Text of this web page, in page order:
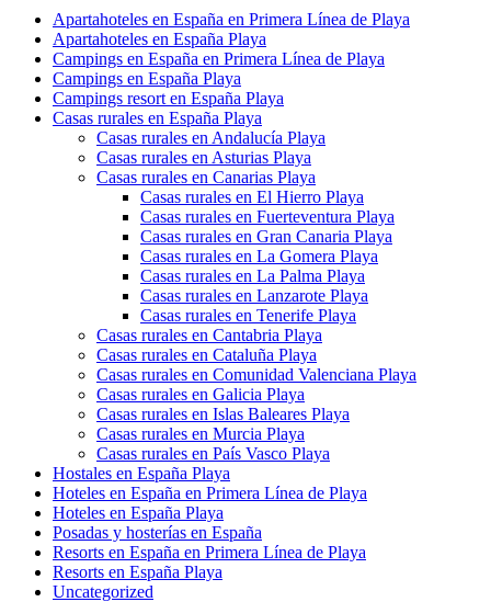
Apartahoteles en España en Primera Línea de Playa
Apartahoteles en España Playa
Campings en España en Primera Línea de Playa
Campings en España Playa
Campings resort en España Playa
Casas rurales en España Playa
Casas rurales en Andalucía Playa
Casas rurales en Asturias Playa
Casas rurales en Canarias Playa
Casas rurales en El Hierro Playa
Casas rurales en Fuerteventura Playa
Casas rurales en Gran Canaria Playa
Casas rurales en La Gomera Playa
Casas rurales en La Palma Playa
Casas rurales en Lanzarote Playa
Casas rurales en Tenerife Playa
Casas rurales en Cantabria Playa
Casas rurales en Cataluña Playa
Casas rurales en Comunidad Valenciana Playa
Casas rurales en Galicia Playa
Casas rurales en Islas Baleares Playa
Casas rurales en Murcia Playa
Casas rurales en País Vasco Playa
Hostales en España Playa
Hoteles en España en Primera Línea de Playa
Hoteles en España Playa
Posadas y hosterías en España
Resorts en España en Primera Línea de Playa
Resorts en España Playa
Uncategorized